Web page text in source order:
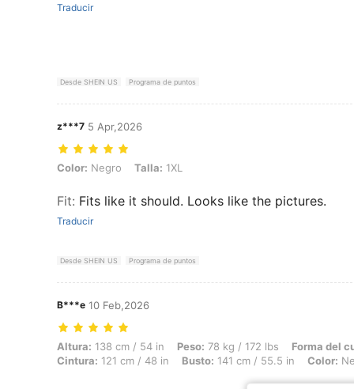
Traducir
Desde SHEIN US Programa de puntos
z***7 5 Apr,2026
Color: Negro, Talla: 1XL
Color: Negro Talla: 1XL
Fit: Fits like it should. Looks like the pictures.
Traducir
Desde SHEIN US Programa de puntos
B***e 10 Feb,2026
Altura: 138 cm / 54 in, Peso: 78 kg / 172 lbs, Forma del cuerpo:
Altura: 138 cm / 54 in Peso: 78 kg / 172 lbs Forma del
Cintura: 121 cm / 48 in Busto: 141 cm / 55.5 in Color: